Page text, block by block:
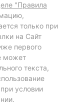
"Правила
только при
на Сайт
первого
может
текста,
условии